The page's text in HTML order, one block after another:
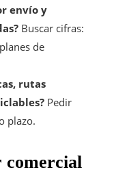
envío y
Buscar cifras:
de
rutas
Pedir
plazo.
comercial